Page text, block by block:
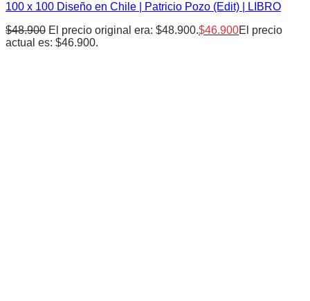
100 x 100 Diseño en Chile | Patricio Pozo (Edit) | LIBRO
$48.900 El precio original era: $48.900.$46.900El precio
actual es: $46.900.